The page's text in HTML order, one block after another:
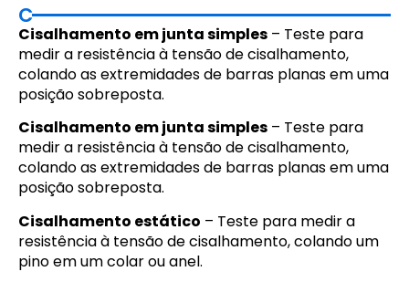
C
Cisalhamento em junta simples – Teste para
medir a resistência à tensão de cisalhamento,
colando as extremidades de barras planas em uma
posição sobreposta.
Cisalhamento em junta simples – Teste para
medir a resistência à tensão de cisalhamento,
colando as extremidades de barras planas em uma
posição sobreposta.
Cisalhamento estático – Teste para medir a
resistência à tensão de cisalhamento, colando um
pino em um colar ou anel.